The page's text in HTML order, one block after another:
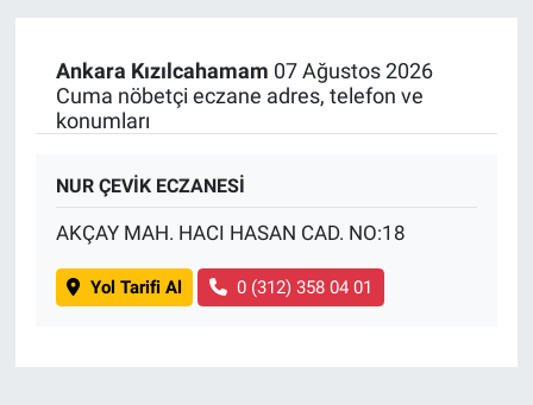
Ankara Kızılcahamam 07 Ağustos 2026
Cuma nöbetçi eczane adres, telefon ve
konumları
NUR ÇEVİK ECZANESİ
AKÇAY MAH. HACI HASAN CAD. NO:18
Yol Tarifi Al 0 (312) 358 04 01
EĞİTİM
BİLİM VE TEKNOLOJİ
Güvenlik
Bölge